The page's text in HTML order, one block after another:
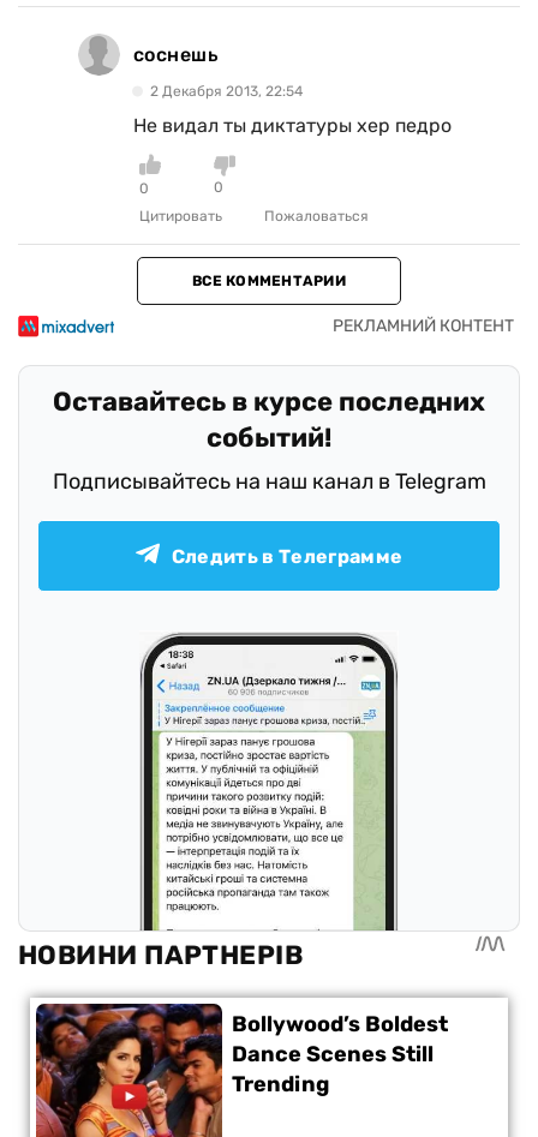
соснешь
2 Декабря 2013, 22:54
Не видал ты диктатуры хер педро
0
0
Цитировать
Пожаловаться
ВСЕ КОММЕНТАРИИ
Оставайтесь в курсе последних
событий!
Подписывайтесь на наш канал в Telegram
Следить в Телеграмме